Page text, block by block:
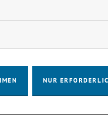
über ihren Arbeitsalltag
NUR